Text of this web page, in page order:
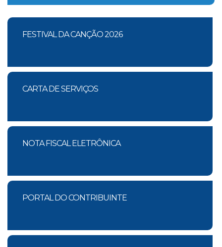
FESTIVAL DA CANÇÃO 2026
CARTA DE SERVIÇOS
NOTA FISCAL ELETRÔNICA
PORTAL DO CONTRIBUINTE